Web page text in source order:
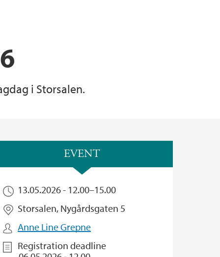
i Storsalen.
EVENT
13.05.2026 - 12.00–15.00
Storsalen, Nygårdsgaten 5
Anne Line Grepne
Registration deadline